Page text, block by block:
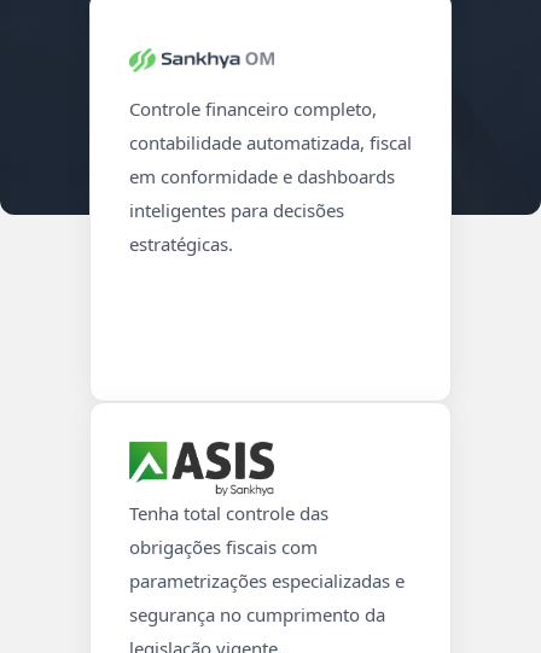
Controle financeiro completo,
contabilidade automatizada, fiscal
em conformidade e dashboards
inteligentes para decisões
estratégicas.
Tenha total controle das
obrigações fiscais com
parametrizações especializadas e
segurança no cumprimento da